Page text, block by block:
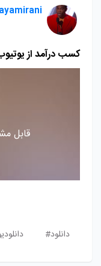
کسب درآمد از
قابل
دانلود#